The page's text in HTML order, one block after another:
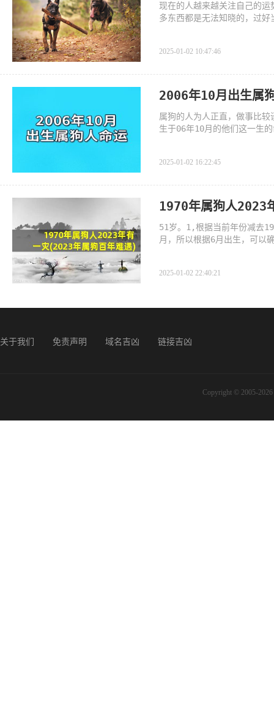
现在的人越来越关注自己的
多东西都是无法知晓的，过
2025-01-02 10:47:46
2006年10月出生属
属狗的人为人正直，做事比
生于06年10月的他们这一生
2025-01-02 16:22:45
1970年属狗人2023
51岁。1,根据当前年份减去
月，所以根据6月出生，可以
2025-01-02 22:40:21
关于我们 免责声明 域名吉凶 链接吉凶
Copyright © 2005-